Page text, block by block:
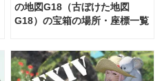
の地図G18（古ぼけた地図
G18）の宝箱の場所・座標一覧